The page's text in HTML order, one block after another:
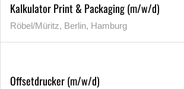
Kalkulator Print & Packaging (m/w/d)
Röbel/Müritz, Berlin, Hamburg
Offsetdrucker (m/w/d)